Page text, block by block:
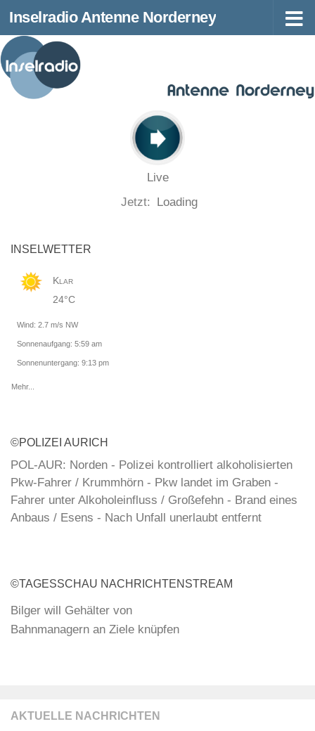
Zum Inhalt springen
Inselradio Antenne Norderney
AKTUELLE NACHRICHTEN
Live
Jetzt:
Loading
INSELWETTER
Klar
24°C
Wind: 2.7 m/s NW
Sonnenaufgang: 5:59 am
Sonnenuntergang: 9:13 pm
Mehr...
©POLIZEI AURICH
POL-AUR: Norden - Polizei kontrolliert alkoholisierten
Pkw-Fahrer / Krummhörn - Pkw landet im Graben -
Fahrer unter Alkoholeinfluss / Großefehn - Brand eines
Anbaus / Esens - Nach Unfall unerlaubt entfernt
POL-AUR: Aurich - Einbruch in Autohaus
©TAGESSCHAU NACHRICHTENSTREAM
Bilger will Gehälter von
Bahnmanagern an Ziele knüpfen